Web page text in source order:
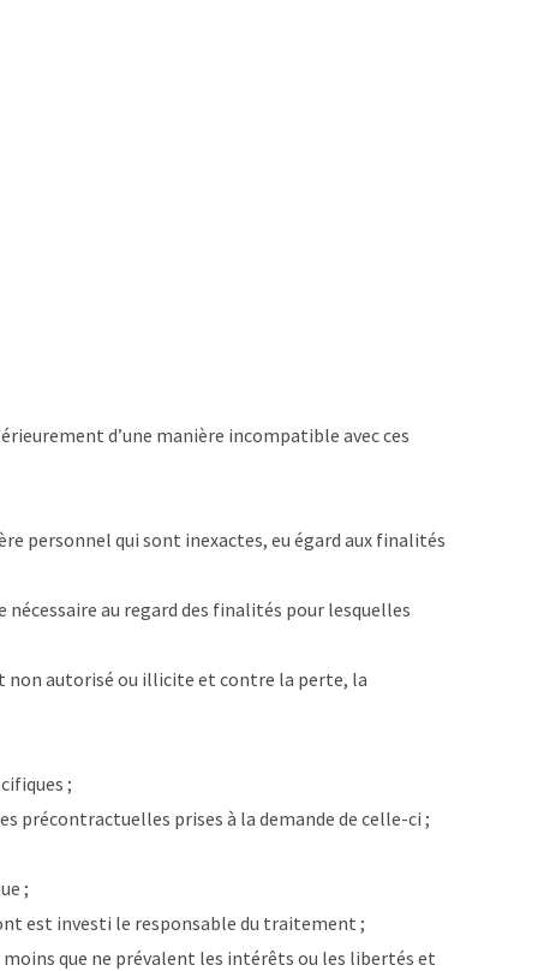
d’une manière incompatible avec ces
personnel qui sont inexactes, eu égard aux finalités
au regard des finalités pour lesquelles
non autorisé ou illicite et contre la perte, la
;
précontractuelles prises à la demande de celle-ci ;
;
est investi le responsable du traitement ;
que ne prévalent les intérêts ou les libertés et